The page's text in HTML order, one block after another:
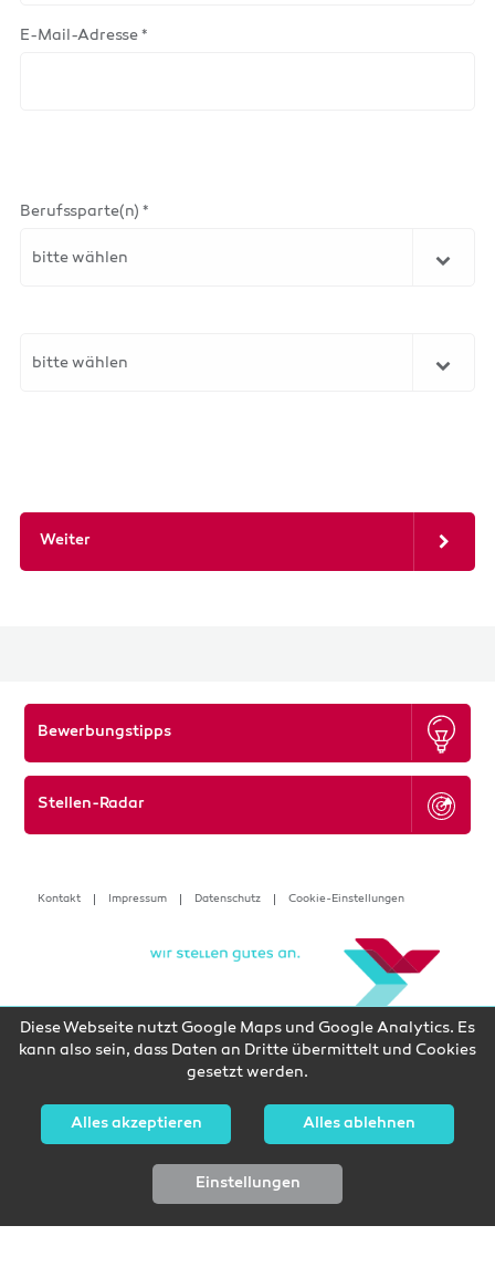
Diese Webseite nutzt Google Maps und Google Analytics. Es
kann also sein, dass Daten an Dritte übermittelt und Cookies
gesetzt werden.
Alles akzeptieren Alles ablehnen
Einstellungen
E-Mail-Adresse *
Berufssparte(n) *
bitte wählen
bitte wählen
Weiter
Bewerbungstipps
Stellen-Radar
Kontakt Impressum Datenschutz Cookie-Einstellungen